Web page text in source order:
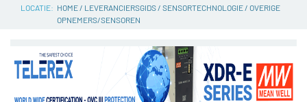
HOME/ LEVERANCIERSGIDS/ SENSORTECHNOLOGIE/ OVERIGE
OPNEMERS/SENSOREN